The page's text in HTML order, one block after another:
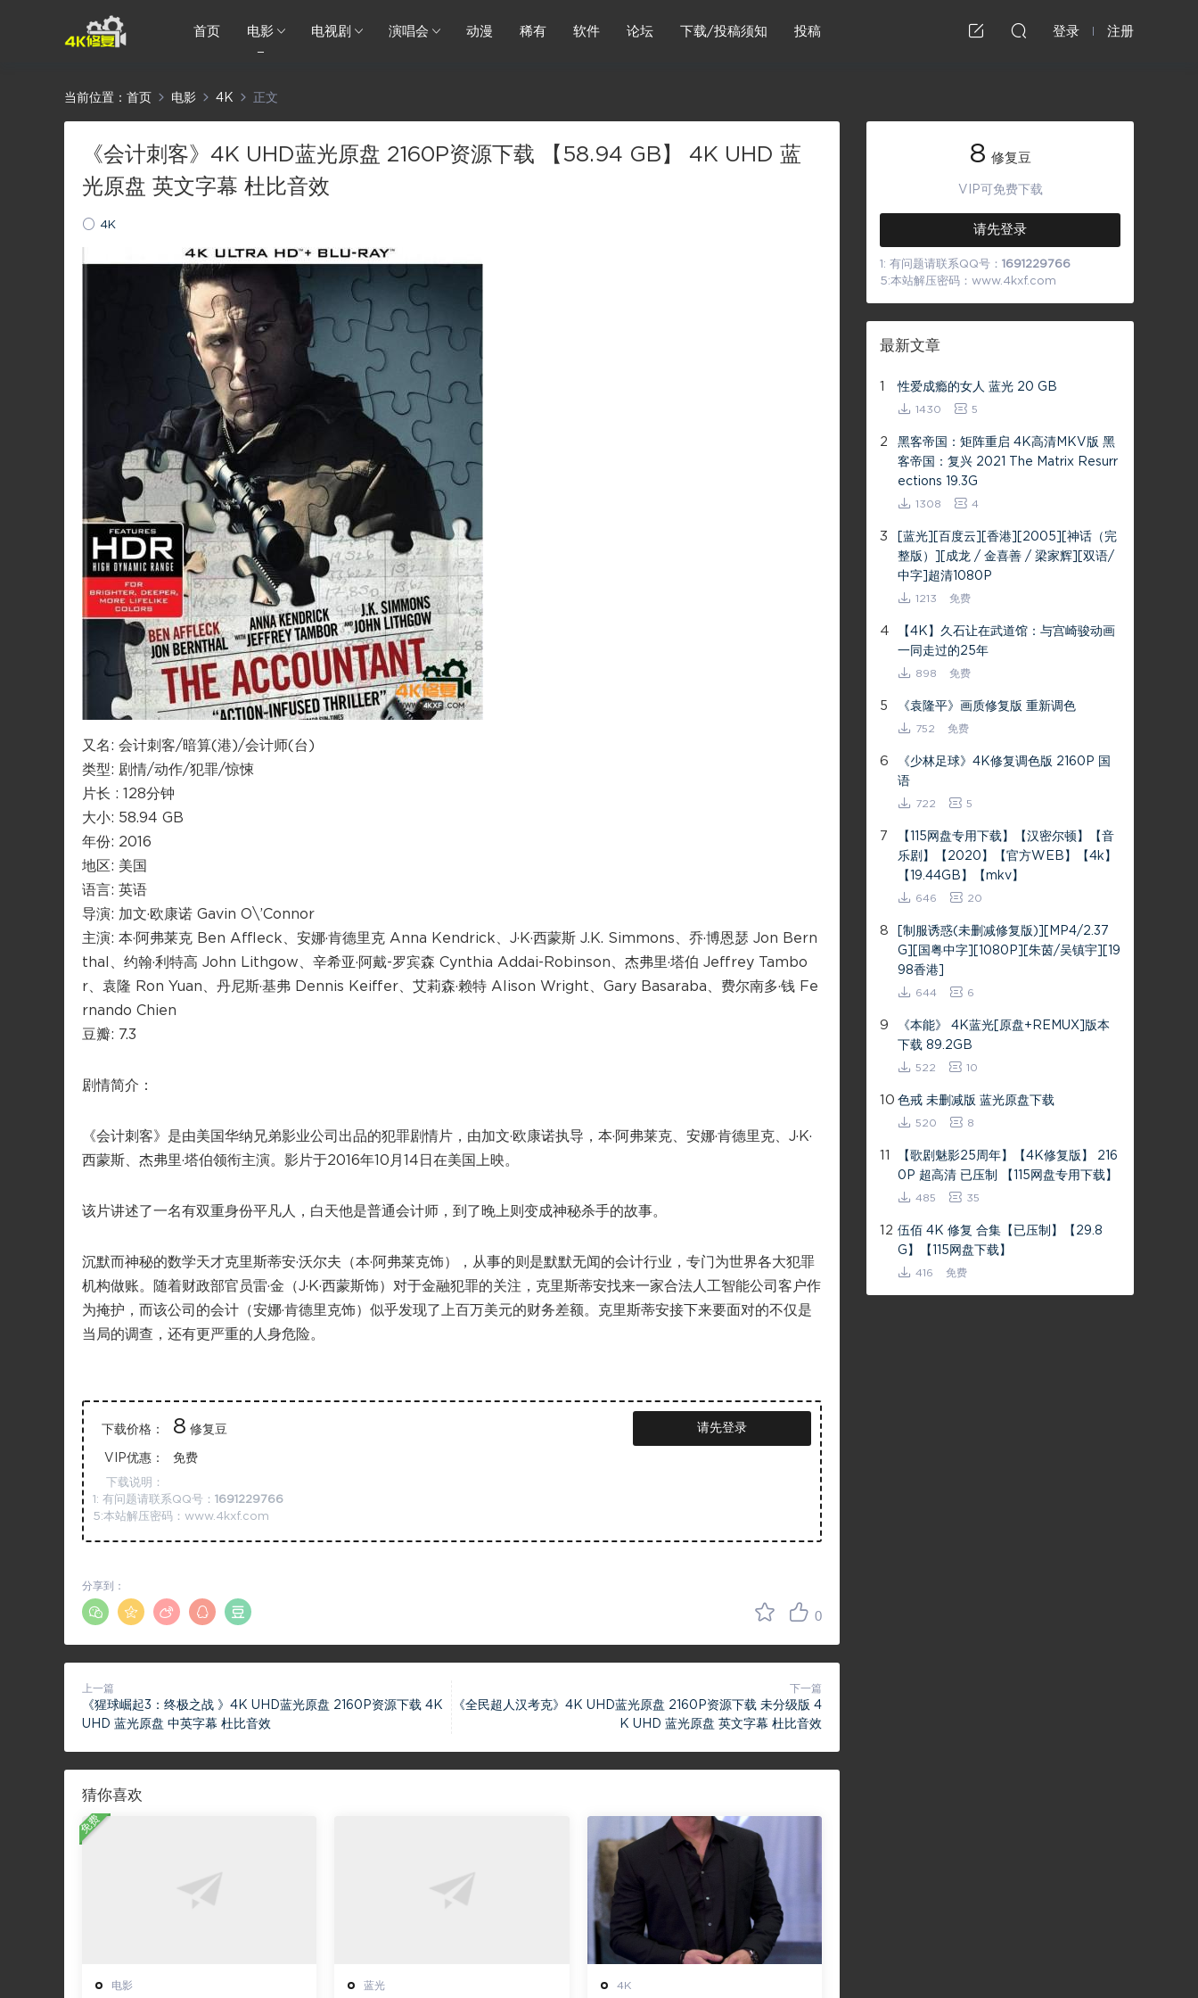
首页 电影 电视剧 演唱会 动漫 稀有 软件 论坛 下载/投稿须知 投稿 登录 注册
当前位置： 首页 电影 4K 正文
《会计刺客》4K UHD蓝光原盘 2160P资源下载 【58.94 GB】 4K UHD 蓝
光原盘 英文字幕 杜比音效
4K
又名: 会计刺客/暗算(港)/会计师(台)
类型: 剧情/动作/犯罪/惊悚
片长 : 128分钟
大小: 58.94 GB
年份: 2016
地区: 美国
语言: 英语
导演: 加文·欧康诺 Gavin O\’Connor
主演: 本·阿弗莱克 Ben Affleck、安娜·肯德里克 Anna Kendrick、J·K·西蒙斯 J.K. Simmons、乔·博恩瑟 Jon Bern
thal、约翰·利特高 John Lithgow、辛希亚·阿戴-罗宾森 Cynthia Addai-Robinson、杰弗里·塔伯 Jeffrey Tambo
r、袁隆 Ron Yuan、丹尼斯·基弗 Dennis Keiffer、艾莉森·赖特 Alison Wright、Gary Basaraba、费尔南多·钱 Fe
rnando Chien
豆瓣: 7.3
剧情简介：
《会计刺客》是由美国华纳兄弟影业公司出品的犯罪剧情片，由加文·欧康诺执导，本·阿弗莱克、安娜·肯德里克、J·K·
西蒙斯、杰弗里·塔伯领衔主演。影片于2016年10月14日在美国上映。
该片讲述了一名有双重身份平凡人，白天他是普通会计师，到了晚上则变成神秘杀手的故事。
沉默而神秘的数学天才克里斯蒂安·沃尔夫（本·阿弗莱克饰），从事的则是默默无闻的会计行业，专门为世界各大犯罪
机构做账。随着财政部官员雷·金（J·K·西蒙斯饰）对于金融犯罪的关注，克里斯蒂安找来一家合法人工智能公司客户作
为掩护，而该公司的会计（安娜·肯德里克饰）似乎发现了上百万美元的财务差额。克里斯蒂安接下来要面对的不仅是
当局的调查，还有更严重的人身危险。
下载价格： 8 修复豆
VIP优惠： 免费
请先登录
下载说明：
1: 有问题请联系QQ号： 1691229766
5:本站解压密码：www.4kxf.com
0
分享到：
上一篇
《猩球崛起3：终极之战 》4K UHD蓝光原盘 2160P资源下载 4K
UHD 蓝光原盘 中英字幕 杜比音效
下一篇
《全民超人汉考克》4K UHD蓝光原盘 2160P资源下载 未分级版 4
K UHD 蓝光原盘 英文字幕 杜比音效
猜你喜欢
电影
免费
蓝光 4K
8 修复豆
VIP可免费下载
请先登录
1: 有问题请联系QQ号： 1691229766
5:本站解压密码：www.4kxf.com
最新文章
1 性爱成瘾的女人 蓝光 20 GB
1430 5
2
黑客帝国：矩阵重启 4K高清MKV版 黑
客帝国：复兴 2021 The Matrix Resurr
ections 19.3G
1308 4
3
[蓝光][百度云][香港][2005][神话（完
整版）][成龙 / 金喜善 / 梁家辉][双语/
中字]超清1080P
1213 免费
4
【4K】久石让在武道馆：与宫崎骏动画
一同走过的25年
898 免费
5 《袁隆平》画质修复版 重新调色
752 免费
6
《少林足球》4K修复调色版 2160P 国
语
722 5
7
【115网盘专用下载】【汉密尔顿】【音
乐剧】【2020】【官方WEB】【4k】
【19.44GB】【mkv】
646 20
8
[制服诱惑(未删减修复版)][MP4/2.37
G][国粤中字][1080P][朱茵/吴镇宇][19
98香港]
644 6
9
《本能》 4K蓝光[原盘+REMUX]版本
下载 89.2GB
522 10
10 色戒 未删减版 蓝光原盘下载
520 8
11
【歌剧魅影25周年】【4K修复版】 216
0P 超高清 已压制 【115网盘专用下载】
485 35
12 伍佰 4K 修复 合集【已压制】【29.8
G】【115网盘下载】
416 免费